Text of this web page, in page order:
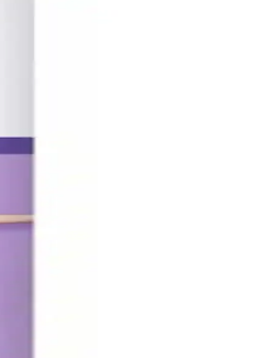
çözüm sunar.